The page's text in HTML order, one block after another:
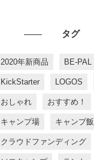
タグ
2020年新商品 BE-PAL
KickStarter LOGOS
おしゃれ おすすめ！
キャンプ場 キャンプ飯
クラウドファンディング